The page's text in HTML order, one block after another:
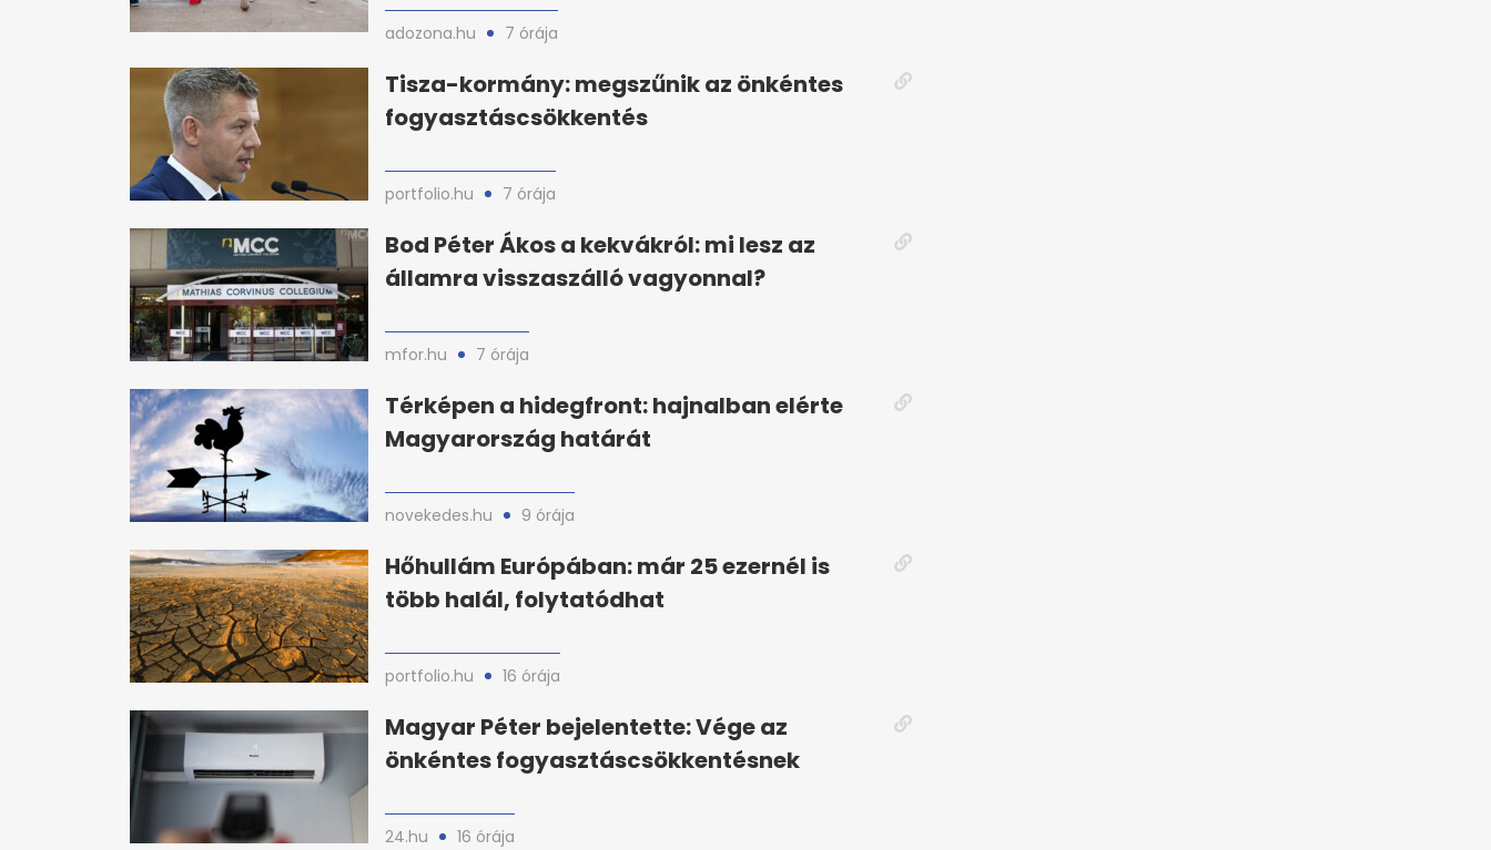
adozona.hu 7 órája
Tisza-kormány: megszűnik az önkéntes
fogyasztáscsökkentés
portfolio.hu 7 órája
Bod Péter Ákos a kekvákról: mi lesz az
államra visszaszálló vagyonnal?
mfor.hu 7 órája
Térképen a hidegfront: hajnalban elérte
Magyarország határát
novekedes.hu 9 órája
Hőhullám Európában: már 25 ezernél is
több halál, folytatódhat
portfolio.hu 16 órája
Magyar Péter bejelentette: Vége az
önkéntes fogyasztáscsökkentésnek
24.hu 16 órája